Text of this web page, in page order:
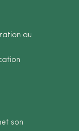
au
son